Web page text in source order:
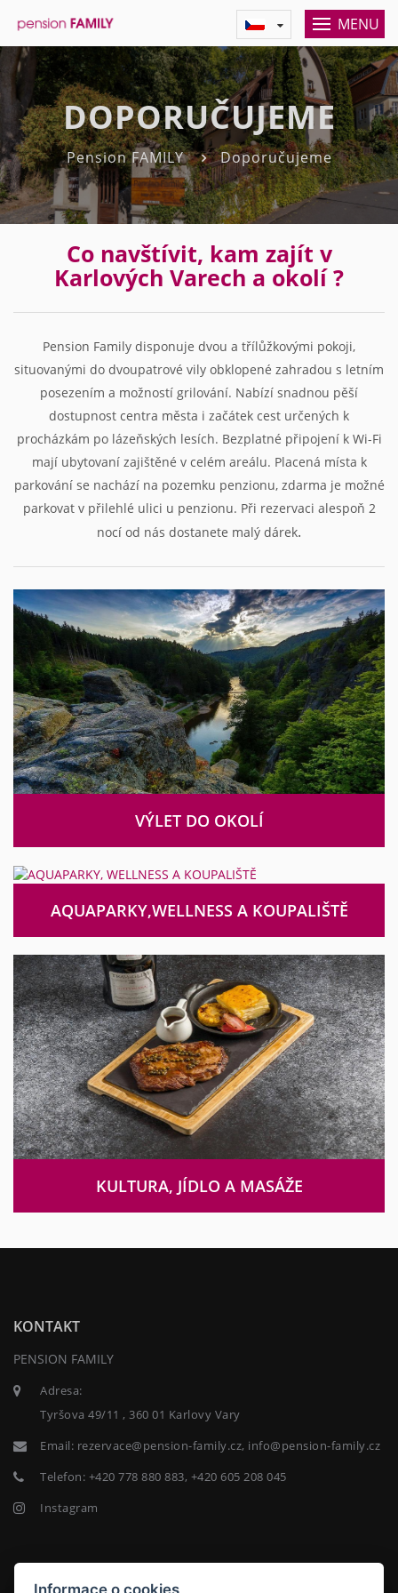
MENU
DOPORUČUJEME
Pension FAMILY Doporučujeme
Co navštívit, kam zajít v
Karlových Varech a okolí ?
Pension Family disponuje dvou a třílůžkovými pokoji,
situovanými do dvoupatrové vily obklopené zahradou s letním
posezením a možností grilování. Nabízí snadnou pěší
dostupnost centra města i začátek cest určených k
procházkám po lázeňských lesích. Bezplatné připojení k Wi-Fi
mají ubytovaní zajištěné v celém areálu. Placená místa k
parkováníse nachází na pozemku penzionu, zdarma je možné
parkovat v přilehlé ulici u penzionu. Při rezervaci alespoň 2
nocí od nás dostanete malý dárek.
VÝLET DO OKOLÍ
AQUAPARKY,WELLNESS A KOUPALIŠTĚ
KULTURA, JÍDLO A MASÁŽE
KONTAKT
PENSION FAMILY
Adresa:
Tyršova 49/11 , 360 01 Karlovy Vary
Email: rezervace@pension-family.cz, info@pension-family.cz
Telefon: +420 778 880 883, +420 605 208 045
Instagram
NEWSLETTER
Informace o cookies